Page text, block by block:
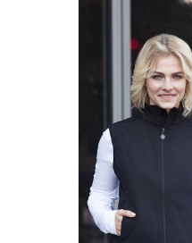
Fietsverlichting
Fiets reparatiesets
Zadelhoezen